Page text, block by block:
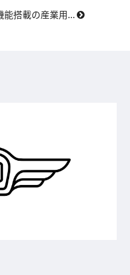
搭載の産業用...